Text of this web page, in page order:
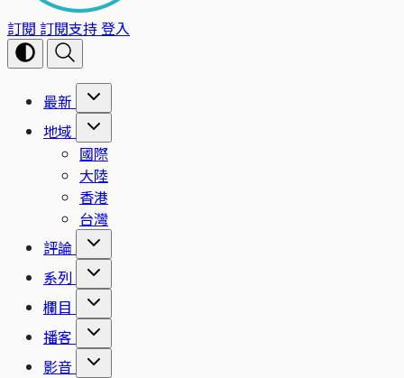
訂閱 訂閱支持登入
最新
地域
國際
大陸
香港
台灣
評論
系列
欄目
播客
影音